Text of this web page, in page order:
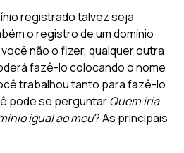
registrado talvez seja
o registro de um domínio
não o fizer, qualquer outra
fazê-lo colocando o nome
trabalhou tanto para fazê-lo
pode se perguntarQuem iria
igual ao meu? As principais